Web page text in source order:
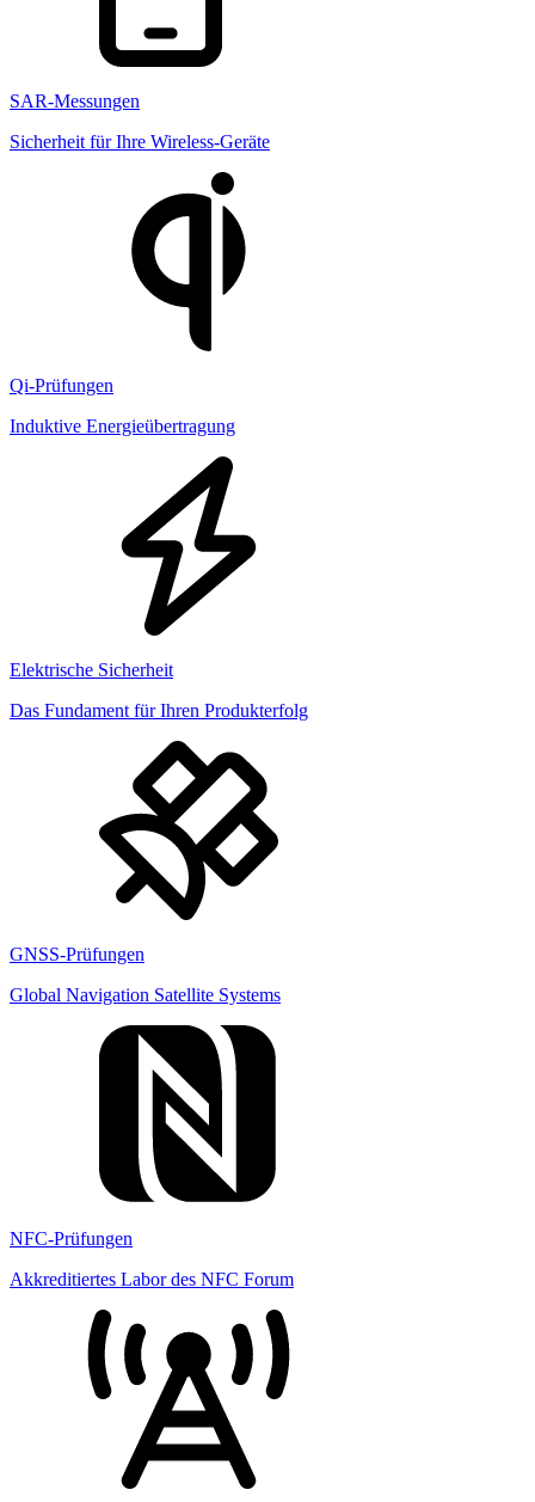
SAR-Messungen
Sicherheit für Ihre Wireless-Geräte
Qi-Prüfungen
Induktive Energieübertragung
Elektrische Sicherheit
Das Fundament für Ihren Produkterfolg
GNSS-Prüfungen
Global Navigation Satellite Systems
NFC-Prüfungen
Akkreditiertes Labor des NFC Forum